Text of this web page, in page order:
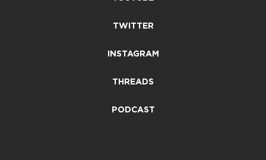
TWITTER
INSTAGRAM
THREADS
PODCAST